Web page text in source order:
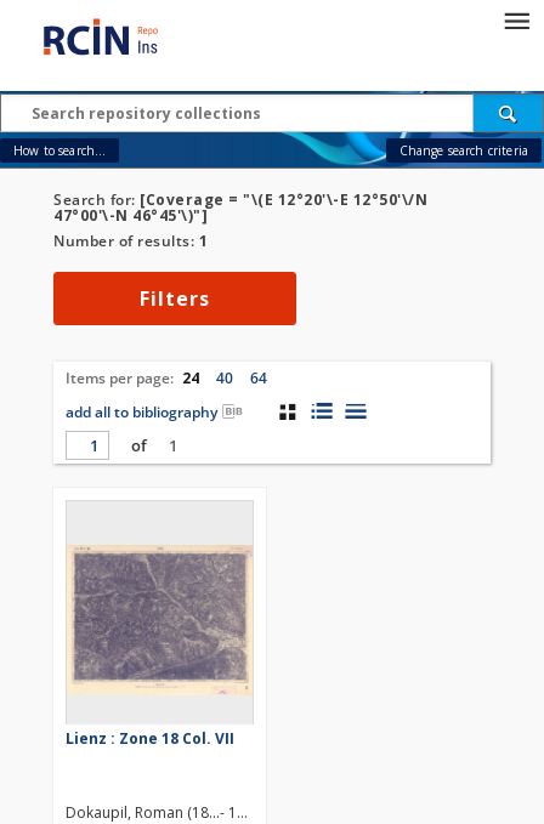
How to search... Change search criteria
Search for: [Coverage = "\(E 12°20'\-E 12°50'\/N
47°00'\-N 46°45'\)"]
Number of results: 1
Filters
Items per page: 24 40
64
add all to bibliography
of
1
Lienz : Zone 18 Col. VII
Dokaupil, Roman (18...- 19...). Redaktor